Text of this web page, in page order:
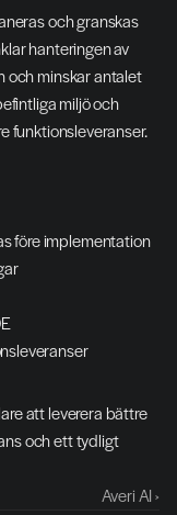
och granskas
hanteringen av
och minskar antalet
miljö och
funktionsleveranser.
före implementation
att leverera bättre
och ett tydligt
Averi AI ›